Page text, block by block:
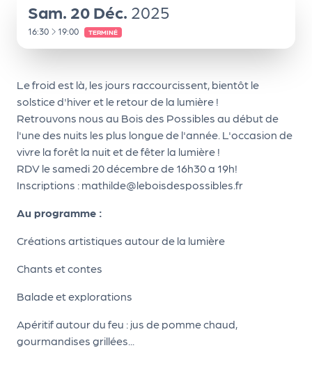
Sam. 20 Déc. 2025
16:30 À
19:00 TERMINÉ
Le froid est là, les jours raccourcissent, bientôt le
solstice d'hiver et le retour de la lumière !
Retrouvons nous au Bois des Possibles au début de
l'une des nuits les plus longue de l'année. L'occasion de
vivre la forêt la nuit et de fêter la lumière !
RDV le samedi 20 décembre de 16h30 a 19h!
Inscriptions : mathilde@leboisdespossibles.fr
Au programme :
Créations artistiques autour de la lumière
Chants et contes
Balade et explorations
Apéritif autour du feu : jus de pomme chaud,
gourmandises grillées...
le
PR
O
G!
N
os
se
rvi
ce
s
L
e
k
it
d